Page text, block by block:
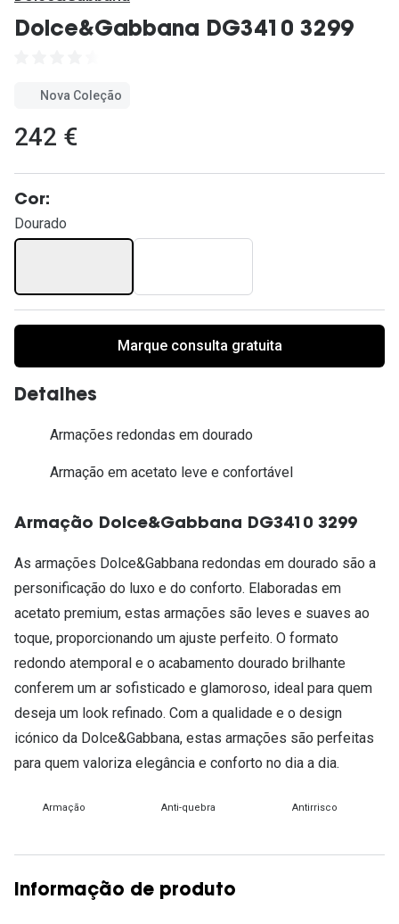
Dolce&Gabbana DG3410 3299
Nova Coleção
242 €
Cor:
Dourado
Marque consulta gratuita
Detalhes
Armações redondas em dourado
Armação em acetato leve e confortável
Armação Dolce&Gabbana DG3410 3299
As armações Dolce&Gabbana redondas em dourado são a
personificação do luxo e do conforto. Elaboradas em
acetato premium, estas armações são leves e suaves ao
toque, proporcionando um ajuste perfeito. O formato
redondo atemporal e o acabamento dourado brilhante
conferem um ar sofisticado e glamoroso, ideal para quem
deseja um look refinado. Com a qualidade e o design
icónico da Dolce&Gabbana, estas armações são perfeitas
para quem valoriza elegância e conforto no dia a dia.
Armação Anti-quebra Antirrisco
Informação de produto